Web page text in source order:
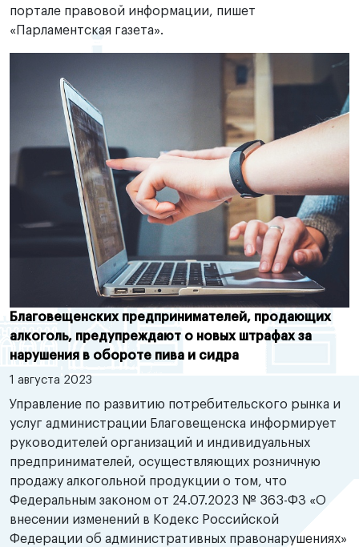
портале правовой информации, пишет
«Парламентская газета».
Благовещенских предпринимателей, продающих
алкоголь, предупреждают о новых штрафах за
нарушения в обороте пива и сидра
1 августа 2023
Управление по развитию потребительского рынка и
услуг администрации Благовещенска информирует
руководителей организаций и индивидуальных
предпринимателей, осуществляющих розничную
продажу алкогольной продукции о том, что
Федеральным законом от 24.07.2023 № 363-ФЗ «О
внесении изменений в Кодекс Российской
Федерации об административных правонарушениях»